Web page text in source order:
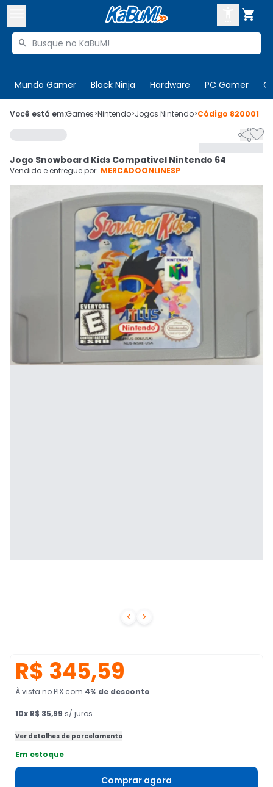

Buscar produtos

Mundo Gamer Black Ninja Hardware PC Gamer
 Olá. Acesse sua conta
 Departamentos
Cupons
Mais Vendidos
Ativar tradutor em libras
CADASTRE-SE
Você está em:Games>Nintendo>Jogos Nintendo>Código 820001
 

Jogo Snowboard Kids Compativel Nintendo 64
Vendido e entregue por: MERCADOONLINESP
R$ 345,59
À vista no PIX com 4% de desconto
10x R$ 35,99 s/ juros
Ver detalhes de parcelamento
Em estoque
Comprar agora